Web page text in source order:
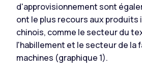
d'approvisionnement sont
ont le plus recours aux
chinois, comme le secteur du
l'habillement et le secteur de la
machines (graphique 1).